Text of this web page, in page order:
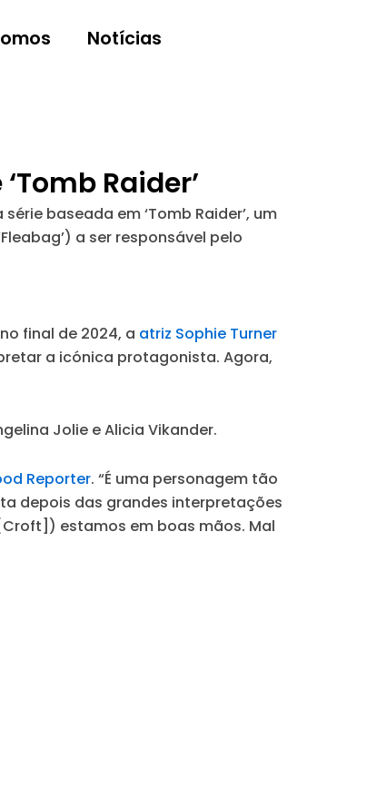
Notícias
Raider’
baseada em ‘Tomb Raider’, um
a ser responsável pelo
final de 2024, a atriz Sophie Turner
a icónica protagonista. Agora,
Jolie e Alicia Vikander.
Reporter. “É uma personagem tão
depois das grandes interpretações
estamos em boas mãos. Mal